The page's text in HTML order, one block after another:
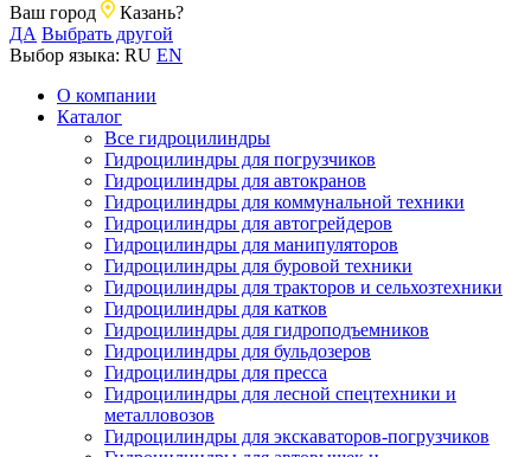
Ваш город
Казань?
ДА Выбрать другой
Выбор языка: RU EN
О компании
Каталог
Все гидроцилиндры
Гидроцилиндры для погрузчиков
Гидроцилиндры для автокранов
Гидроцилиндры для коммунальной техники
Гидроцилиндры для автогрейдеров
Гидроцилиндры для манипуляторов
Гидроцилиндры для буровой техники
Гидроцилиндры для тракторов и сельхозтехники
Гидроцилиндры для катков
Гидроцилиндры для гидроподъемников
Гидроцилиндры для бульдозеров
Гидроцилиндры для пресса
Гидроцилиндры для лесной спецтехники и
металловозов
Гидроцилиндры для экскаваторов-погрузчиков